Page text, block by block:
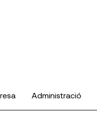
Administració